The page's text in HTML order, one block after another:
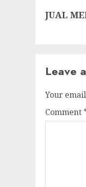
post:
JUAL
Leave
Your
Comment